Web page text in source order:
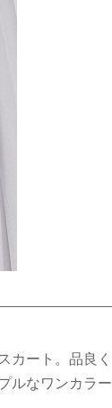
カート。品良く
ルなワンカラー